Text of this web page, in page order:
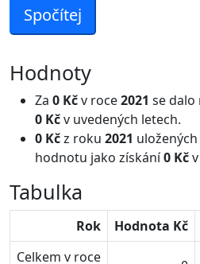
Spočítej
Hodnoty
Za 0 Kčv roce2021 se dalo
0 Kčv uvedených letech.
0 Kčz roku 2021
hodnotu jako získání0 Kč
Tabulka
Rok Hodnota Kč
Celkem v roce